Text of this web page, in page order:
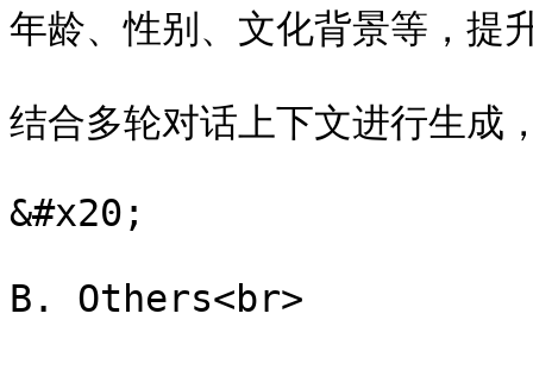
年龄、性别、文化背景等，提
结合多轮对话上下文进行生成
&#x20;